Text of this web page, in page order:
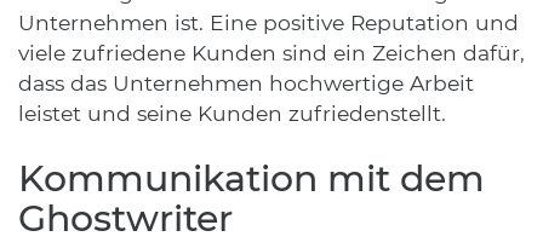
Unternehmen ist. Eine positive Reputation und
viele zufriedene Kunden sind ein Zeichen dafür,
dass das Unternehmen hochwertige Arbeit
leistet und seine Kunden zufriedenstellt.
Kommunikation mit dem
Ghostwriter